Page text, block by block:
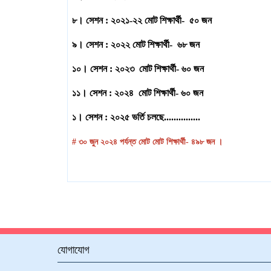
৮। সেশন : ২০২১-২২ মোট শিক্ষার্থী- ৫০ জন
৯। সেশন : ২০২২ মোট শিক্ষার্থী- ৬৮ জন
১০। সেশন : ২০২৩ মোট শিক্ষার্থী- ৬০ জন
১১। সেশন : ২০২৪ মোট শিক্ষার্থী- ৬০ জন
১। সেশন : ২০২৫ ভর্তি চলছে...............
# ৩০ জুন ২০২৪ পর্যন্ত মোট মোট শিক্ষার্থী- ৪৯৮ জন ।
যোগাযোগ